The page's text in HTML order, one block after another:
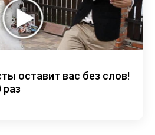
оставит вас без слов!